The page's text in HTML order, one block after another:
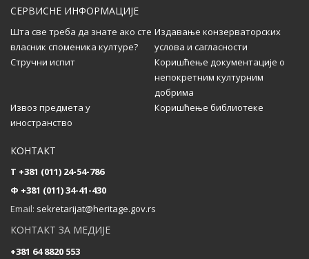
Додела награда Друштва конзерватора
СЕРВИСНЕ ИНФОРМАЦИЈЕ
Шта све треба да знате ако сте
власник споменика културе?
Издавање конзерваторских
услова и сагласности
Стручни испит
Коришћење документације о
непокретним културним
добрима
Извоз предмета у
иностранство
Коришћење библиотеке
КОНТАКТ
T +381 (011) 24-54-786
Ф +381 (011) 34-41-430
Email: sekretarijat@heritage.gov.rs
КОНТАКТ ЗА МЕДИЈЕ
+381 64 8820 553